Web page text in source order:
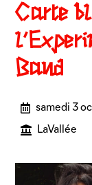
Carte
Band
samedi 3
LaVallée